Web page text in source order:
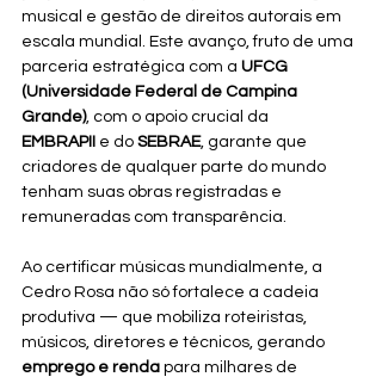
musical e gestão de direitos autorais em
escala mundial. Este avanço, fruto de uma
parceria estratégica com a UFCG
(Universidade Federal de Campina
Grande), com o apoio crucial da
EMBRAPII
e do SEBRAE, garante que
criadores de qualquer parte do mundo
tenham suas obras registradas e
remuneradas com transparência.
Ao certificar músicas mundialmente, a
Cedro Rosa não só fortalece a cadeia
produtiva — que mobiliza roteiristas,
músicos, diretores e técnicos, gerando
emprego e renda para milhares de